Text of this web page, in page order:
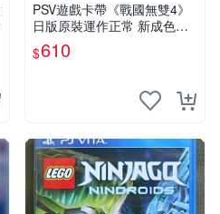
PSV遊戲卡帶《戰國無雙4》
日版原裝運作正常 新成色如
圖拍賣請先確認 成色拍賣一
經成交概不退換 PSV遊戲 卡
$610